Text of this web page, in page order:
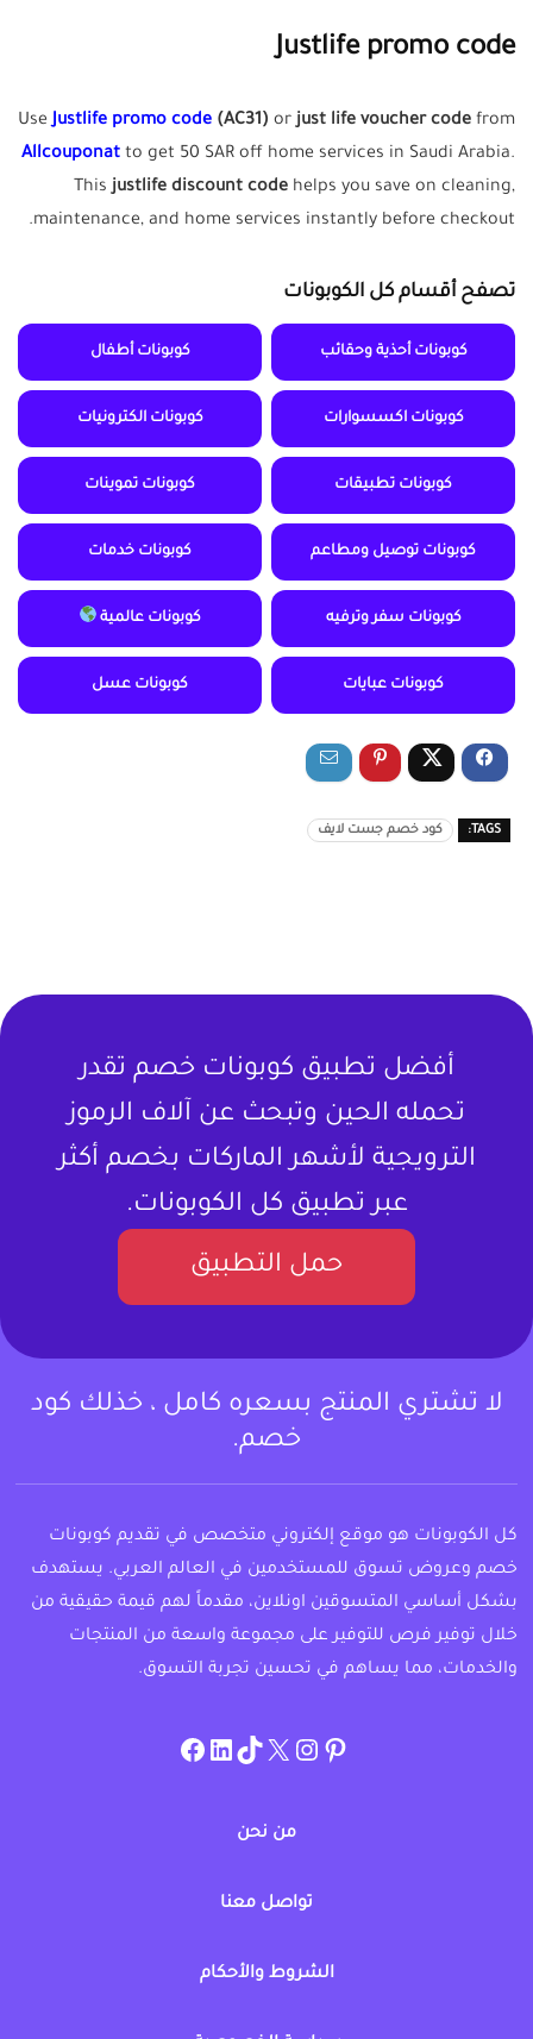
Justlife promo code
UseJustlife promo code (AC31) orjust life voucher code from
Allcouponat to get 50 SAR off home services in Saudi Arabia.
Thisjustlife discount code helps you save on cleaning,
maintenance, and home services instantly before checkout.
تصفح أقسام كل الكوبونات
كوبونات أحذية وحقائب كوبونات أطفال
كوبونات اكسسوارات كوبونات الكترونيات
كوبونات تطبيقات كوبونات تموينات
كوبونات توصيل ومطاعم كوبونات خدمات
كوبونات سفر وترفيه كوبونات عالمية
كوبونات عبايات كوبونات عسل
TAGS: كود خصم جست لايف
أفضل تطبيق كوبونات خصم تقدر
تحمله الحين وتبحث عن آلاف الرموز
الترويجية لأشهر الماركات بخصم أكثر
عبر تطبيق كل الكوبونات.
حمل التطبيق
لا تشتري المنتج بسعره كامل ، خذلك كود
خصم.
كل الكوبونات هو موقع إلكتروني متخصص في تقديم كوبونات
خصم وعروض تسوق للمستخدمين في العالم العربي. يستهدف
بشكل أساسي المتسوقين اونلاين، مقدماً لهم قيمة حقيقية من
خلال توفير فرص للتوفير على مجموعة واسعة من المنتجات
والخدمات، مما يساهم في تحسين تجربة التسوق.
pinterest
allcouponat
twitter
TikTok
linkedin
facebook
من نحن
تواصل معنا
الشروط والأحكام